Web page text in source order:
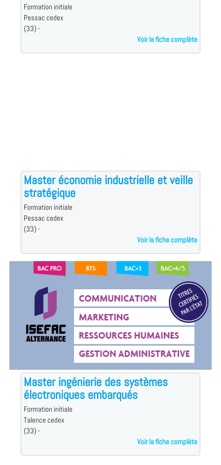
Formation initiale
Pessac cedex
(33) -
Voir la fiche complète
Master économie industrielle et veille
stratégique
Formation initiale
Pessac cedex
(33) -
Voir la fiche complète
Master ingénierie des systèmes
électroniques embarqués
Formation initiale
Talence cedex
(33) -
Voir la fiche complète